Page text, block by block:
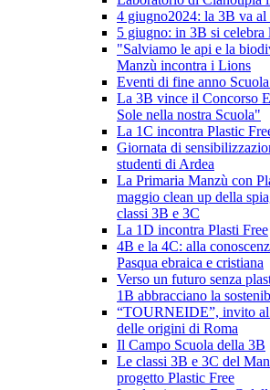
4 giugno2024: la 3B va al
5 giugno: in 3B si
"Salviamo le api e la
Manzù incontra i Lions
Eventi di fine anno
La 3B vince il Concorso
Sole nella nostra Scuola"
La 1C incontra Plastic
Giornata di
studenti di Ardea
La Primaria Manzù con
maggio clean up della
classi 3B e 3C
La 1D incontra Plasti Free
4B e la 4C: alla
Pasqua ebraica e cristiana
Verso un futuro senza
1B abbracciano la
“TOURNEIDE”, invito al
delle origini di Roma
Il Campo Scuola della 3B
Le classi 3B e 3C del
progetto Plastic Free